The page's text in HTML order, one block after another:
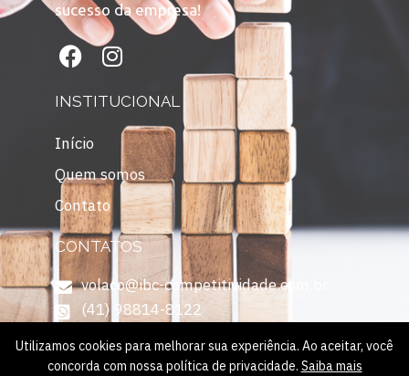
sucesso da empresa!
INSTITUCIONAL
Início
Quem somos
Contato
CONTATOS
volaco@ibc-competitividade.com.br
(41) 98814-8122
Utilizamos cookies para melhorar sua experiência. Ao aceitar, você
concorda com nossa política de privacidade. Saiba mais